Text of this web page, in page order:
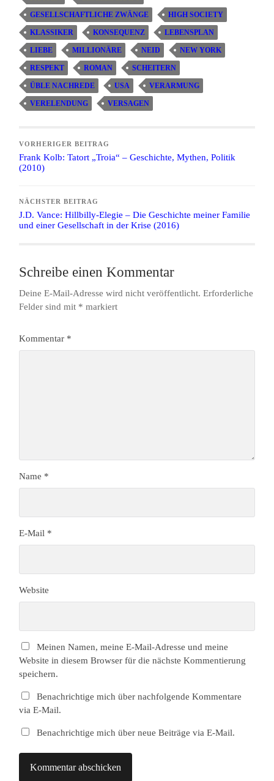
GESELLSCHAFTLICHE ZWÄNGE HIGH SOCIETY
KLASSIKER KONSEQUENZ LEBENSPLAN
LIEBE MILLIONÄRE NEID NEW YORK
RESPEKT ROMAN SCHEITERN
ÜBLE NACHREDE USA VERARMUNG
VERELENDUNG VERSAGEN
VORHERIGER BEITRAG
Frank Kolb: Tatort „Troia“ – Geschichte, Mythen, Politik
(2010)
NÄCHSTER BEITRAG
J.D. Vance: Hillbilly-Elegie – Die Geschichte meiner Familie
und einer Gesellschaft in der Krise (2016)
Schreibe einen Kommentar
Deine E-Mail-Adresse wird nicht veröffentlicht. Erforderliche
Felder sind mit * markiert
Kommentar *
Name *
E-Mail *
Website
Meinen Namen, meine E-Mail-Adresse und meine
Website in diesem Browser für die nächste Kommentierung
speichern.
Benachrichtige mich über nachfolgende Kommentare
via E-Mail.
Benachrichtige mich über neue Beiträge via E-Mail.